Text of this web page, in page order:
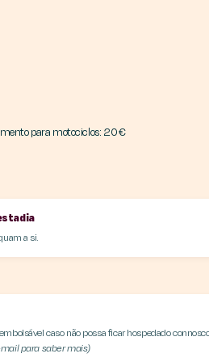
para motociclos: 20 €
a si.
caso não possa ficar hospedado
para saber mais)